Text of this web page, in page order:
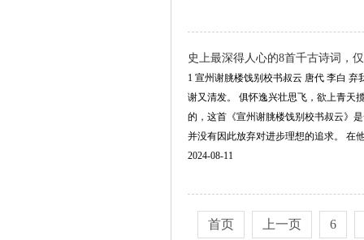
史上最深得人心的8首千古诗词，
1 宣州谢朓楼饯别校书叔云 唐代 李白
谢又清发。 俱怀逸兴壮思飞，欲上青天
的，这首《宣州谢朓楼饯别校书叔云》
并没有因此放弃对进步理想的追求。 在
2024-08-11
首页 上一页 6